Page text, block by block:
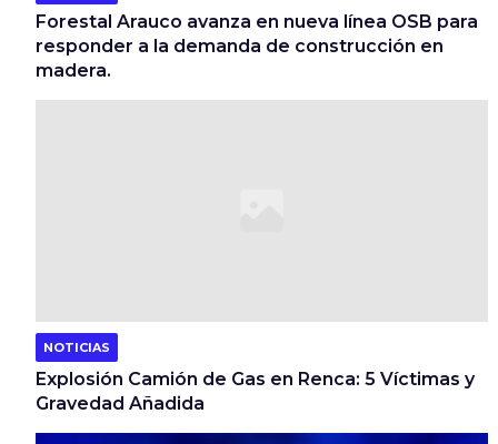
Forestal Arauco avanza en nueva línea OSB para
responder a la demanda de construcción en
madera.
NOTICIAS
Explosión Camión de Gas en Renca: 5 Víctimas y
Gravedad Añadida